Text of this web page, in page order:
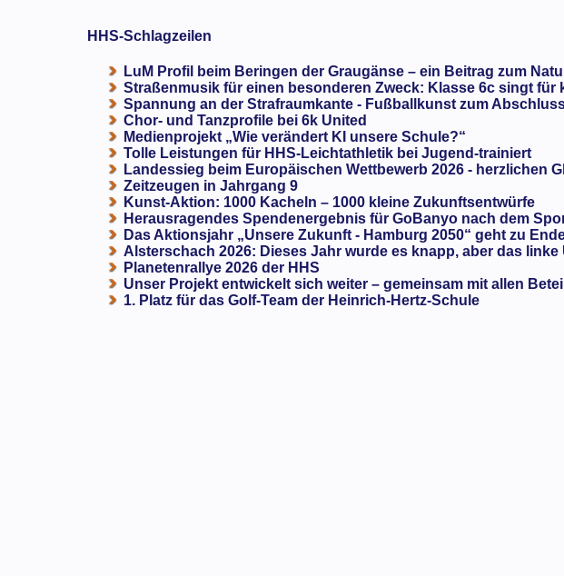
HHS-Schlagzeilen
LuM Profil beim Beringen der Graugänse – ein Beitrag zum
Straßenmusik für einen besonderen Zweck: Klasse 6c singt für
Spannung an der Strafraumkante - Fußballkunst zum
Chor- und Tanzprofile bei 6k United
Medienprojekt „Wie verändert KI unsere Schule?“
Tolle Leistungen für HHS-Leichtathletik bei Jugend-trainiert
Landessieg beim Europäischen Wettbewerb 2026 - herzlichen
Zeitzeugen in Jahrgang 9
Kunst-Aktion: 1000 Kacheln – 1000 kleine Zukunftsentwürfe
Herausragendes Spendenergebnis für GoBanyo nach dem
Das Aktionsjahr „Unsere Zukunft - Hamburg 2050“ geht zu
Alsterschach 2026: Dieses Jahr wurde es knapp, aber das
Planetenrallye 2026 der HHS
Unser Projekt entwickelt sich weiter – gemeinsam mit allen
1. Platz für das Golf-Team der Heinrich-Hertz-Schule